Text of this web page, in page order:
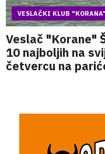
VESLAČKI KLUB "KORANA"
Veslač "Korane"
10 najboljih na
četvercu na